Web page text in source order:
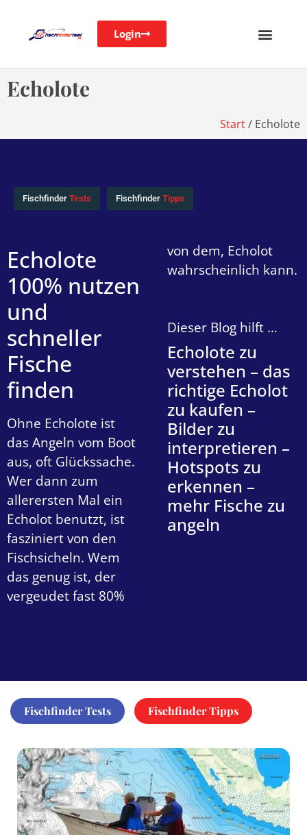
Login
Echolote
Start/ Echolote
Fischfinder Tests Fischfinder Tipps
Echolote
100% nutzen
und
schneller
Fische
finden
Ohne Echolote ist
das Angeln vom Boot
aus, oft Glückssache.
Wer dann zum
allerersten Mal ein
Echolot benutzt, ist
fasziniert von den
Fischsicheln. Wem
das genug ist, der
vergeudet fast 80%
von dem, Echolot
wahrscheinlich kann.
Dieser Blog hilft …
Echolote zu
verstehen – das
richtige Echolot
zu kaufen –
Bilder zu
interpretieren –
Hotspots zu
erkennen –
mehr Fische zu
angeln
Fischfinder Tests Fischfinder Tipps